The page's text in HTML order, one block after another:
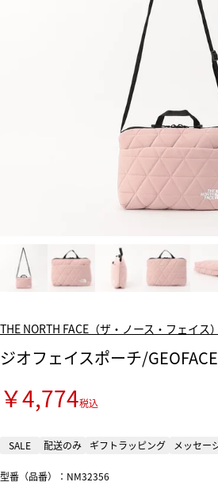
THE NORTH FACE（ザ・ノース・フェイス）
ジオフェイスポーチ/
￥4,774税込
SALE 配送のみ ギフトラッピング メッセー
型番（品番）：NM32356